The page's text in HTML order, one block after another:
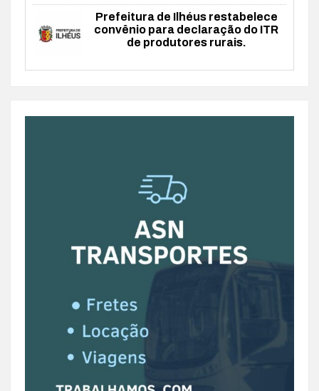
Prefeitura de Ilhéus restabelece
convênio para declaração do ITR
de produtores rurais.